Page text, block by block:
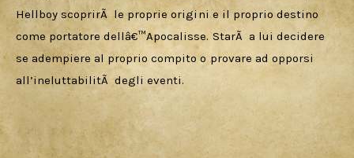
Hellboy scoprirÃ  le proprie origini e il proprio destino
come portatore dellâ€™Apocalisse. StarÃ  a lui decidere
se adempiere al proprio compito o provare ad opporsi
all’ineluttabilitÃ  degli eventi.